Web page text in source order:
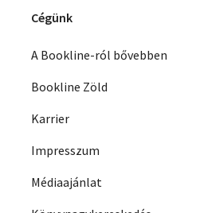
Cégünk
A Bookline-ról bővebben
Bookline Zöld
Karrier
Impresszum
Médiaajánlat